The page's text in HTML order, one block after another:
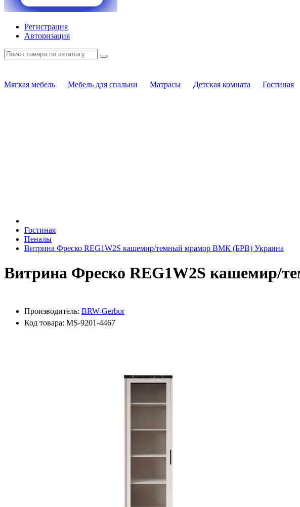
Регистрация
Авторизация
Мягкая мебель Мебель для спальни Матрасы Детская комната Гостиная
Гостиная
Пеналы
Витрина Фреско REG1W2S кашемир/темный мрамор ВМК (БРВ) Украина
Витрина Фреско REG1W2S
Производитель: BRW-Gerbor
Код товара: MS-9201-4467